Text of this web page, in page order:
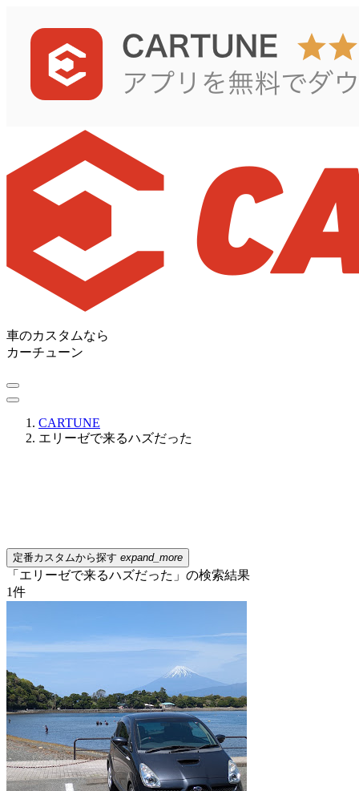
車のカスタムなら
カーチューン
CARTUNE
エリーゼで来るハズだった
定番カスタムから探す expand_more
「エリーゼで来るハズだった」の検索結果
1件